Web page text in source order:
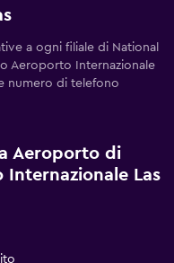
a ogni filiale di National
Aeroporto Internazionale
numero di telefono
Aeroporto di
Las